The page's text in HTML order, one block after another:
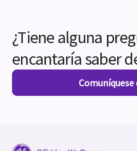
¿Tiene alguna
encantaría saber